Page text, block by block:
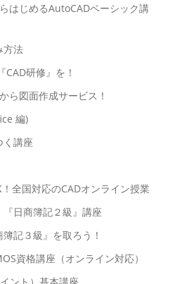
はじめるAutoCADベーシック講
方法
研修』を！
ら図面作成サービス！
編)
く講座
全国対応のCADオンライン授業
日商簿記２級』講座
記３級』を取ろう！
資格講座（オンライン対応）